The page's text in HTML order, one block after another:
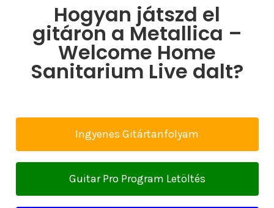
Hogyan játszd el
gitáron a Metallica –
Welcome Home
Sanitarium Live dalt?
Ingyenes Gitártanfolyam
Guitar Pro Program Letöltés